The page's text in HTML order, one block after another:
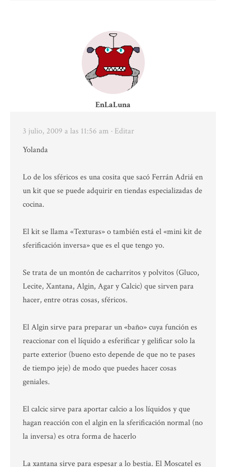
EnLaLuna
3 julio, 2009 a las 11:56 am · Editar
Yolanda
Lo de los sféricos es una cosita que sacó Ferrán Adriá en
un kit que se puede adquirir en tiendas especializadas de
cocina.
El kit se llama «Texturas» o también está el «mini kit de
sferificación inversa» que es el que tengo yo.
Se trata de un montón de cacharritos y polvitos (Gluco,
Lecite, Xantana, Algin, Agar y Calcic) que sirven para
hacer, entre otras cosas, sféricos.
El Algin sirve para preparar un «baño» cuya función es
reaccionar con el líquido a esferificar y gelificar solo la
parte exterior (bueno esto depende de que no te pases
de tiempo jeje) de modo que puedes hacer cosas
geniales.
El calcic sirve para aportar calcio a los líquidos y que
hagan reacción con el algin en la sferificación normal (no
la inversa) es otra forma de hacerlo
La xantana sirve para espesar a lo bestia. El Moscatel es